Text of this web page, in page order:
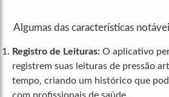
Algumas das características
Registro de Leituras: O aplicativo
registrem suas leituras de pressão
tempo, criando um histórico que